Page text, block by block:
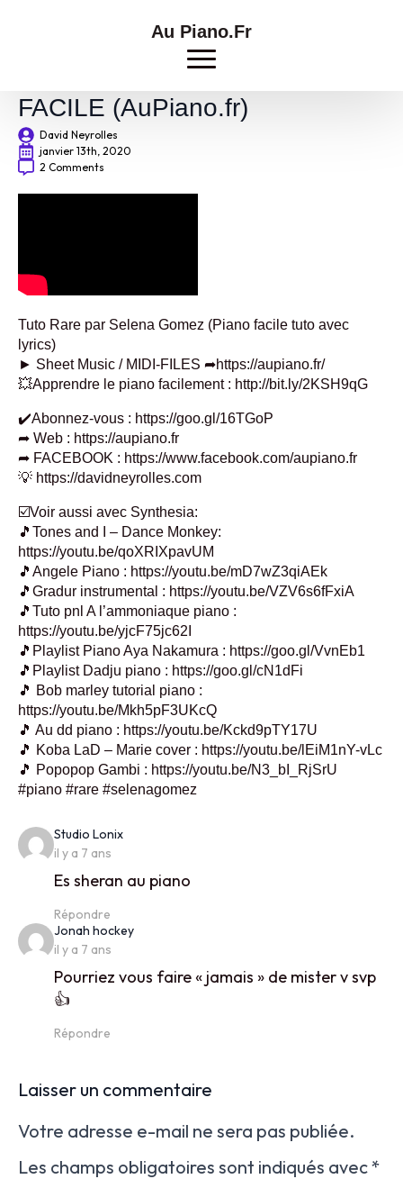
Au Piano.Fr
Selena Gomez – Rare Piano
FACILE (AuPiano.fr)
David Neyrolles
janvier 13th, 2020
2 Comments
Tuto Rare par Selena Gomez (Piano facile tuto avec
lyrics)
► Sheet Music / MIDI-FILES ➦https://aupiano.fr/
💥Apprendre le piano facilement : http://bit.ly/2KSH9qG
✔️Abonnez-vous : https://goo.gl/16TGoP
➦ Web : https://aupiano.fr
➦ FACEBOOK : https://www.facebook.com/aupiano.fr
💡 https://davidneyrolles.com
☑️Voir aussi avec Synthesia:
🎵Tones and I – Dance Monkey:
https://youtu.be/qoXRIXpavUM
🎵Angele Piano : https://youtu.be/mD7wZ3qiAEk
🎵Gradur instrumental : https://youtu.be/VZV6s6fFxiA
🎵Tuto pnl A l’ammoniaque piano :
https://youtu.be/yjcF75jc62I
🎵Playlist Piano Aya Nakamura : https://goo.gl/VvnEb1
🎵Playlist Dadju piano : https://goo.gl/cN1dFi
🎵 Bob marley tutorial piano :
https://youtu.be/Mkh5pF3UKcQ
🎵 Au dd piano : https://youtu.be/Kckd9pTY17U
🎵 Koba LaD – Marie cover : https://youtu.be/lEiM1nY-vLc
🎵 Popopop Gambi : https://youtu.be/N3_bI_RjSrU
#piano #rare #selenagomez
Studio Lonixsays:
il y a 7 ans
Es sheran au piano
Répondre
Jonah hockeysays:
il y a 7 ans
Pourriez vous faire « jamais » de mister v svp
👍
Répondre
Laisser un commentaire
Votre adresse e-mail ne sera pas publiée.
Les champs obligatoires sont indiqués avec*